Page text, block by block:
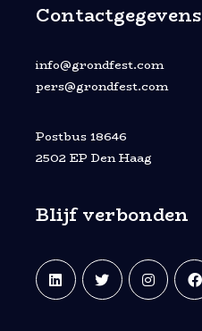
Contactgegevens
info@grondfest.com
pers@grondfest.com
Postbus 18646
2502 EP Den Haag
Blijf verbonden